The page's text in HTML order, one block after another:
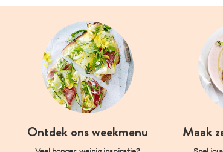
Ontdek ons weekmenu Maak